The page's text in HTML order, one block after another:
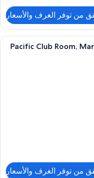
من توفر الغرف والأسعار
فراش متميزة وميني بار وخزنة
Pacific Club Room,
من توفر الغرف والأسعار